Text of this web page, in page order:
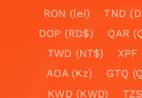
RON (lei)
TND
DOP (RD$)
QAR
TWD (NT$)
XPF
AOA (Kz)
GTQ
KWD (KWD)